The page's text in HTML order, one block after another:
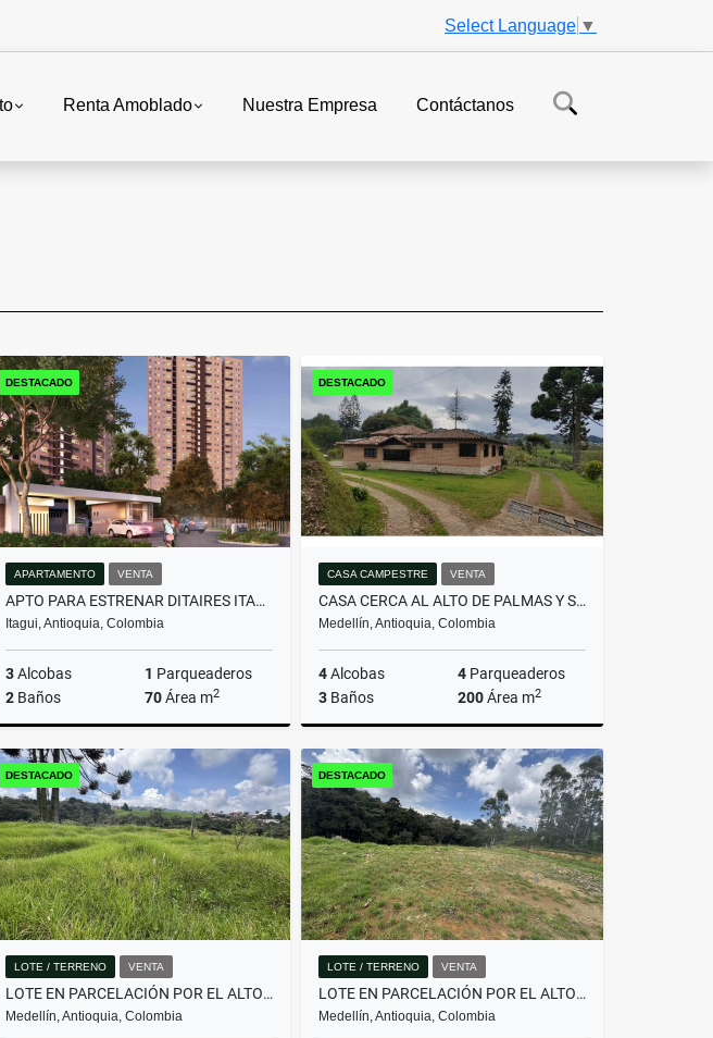
Select Language ▼
Renta Amoblado Nuestra Empresa Contáctanos
DESTACADO
APARTAMENTO VENTA
APTO PARA ESTRENAR DITAIRES ITAGUI
Itagui, Antioquia, Colombia
3Alcobas 1 Parqueaderos
2 Baños 70Área m2
Venta
$550.000.000
DESTACADO
CASA CAMPESTRE VENTA
CASA CERCA AL ALTO DE PALMAS Y SANTA ELENA
Medellín, Antioquia, Colombia
4Alcobas 4 Parqueaderos
3 Baños 200Área m2
Venta
$1.200.000.000
DESTACADO
LOTE / TERRENO VENTA
LOTE EN PARCELACIÓN POR EL ALTO DE PALMAS CON LICENCIA
Medellín, Antioquia, Colombia
DESTACADO
LOTE / TERRENO VENTA
LOTE EN PARCELACIÓN POR EL ALTO DE PALMAS CON LICENCIA
Medellín, Antioquia, Colombia